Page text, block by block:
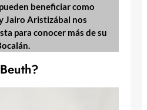
beneficiar como
Jairo Aristizábal nos
para conocer más de su